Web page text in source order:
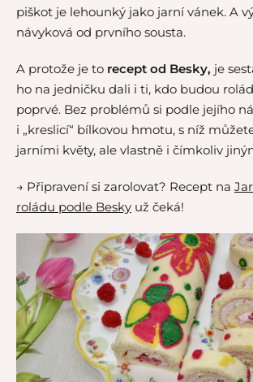
piškot je lehounký jako jarní vánek. A
návyková od prvního sousta.
A protože je to recept od Besky, je
ho na jedničku dali i ti, kdo budou
poprvé. Bez problémů si podle jejího
i „kreslicí“ bílkovou hmotu, s níž
jarními květy, ale vlastně i čímkoliv
→ Připravení si zarolovat? Recept na
roládu podle Besky už čeká!